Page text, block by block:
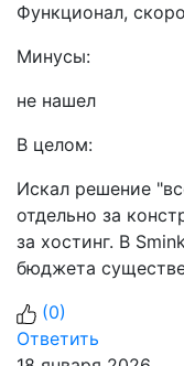
Функционал,
Минусы:
не нашел
В целом:
Искал решение
отдельно за
за хостинг. В
бюджета
(0)
Ответить